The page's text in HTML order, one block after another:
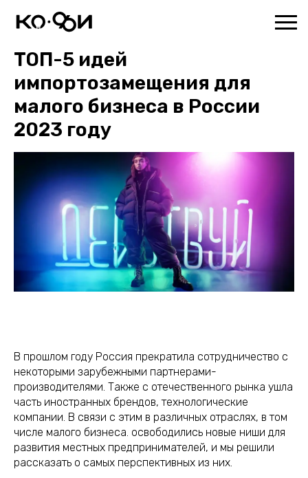
ТОП-5 идей
импортозамещения для
малого бизнеса в России
2023 году
В прошлом году Россия прекратила сотрудничество с
некоторыми зарубежными партнерами-
производителями. Также с отечественного рынка ушла
часть иностранных брендов, технологические
компании. В связи с этим в различных отраслях, в том
числе малого бизнеса. освободились новые ниши для
развития местных предпринимателей, и мы решили
рассказать о самых перспективных из них.